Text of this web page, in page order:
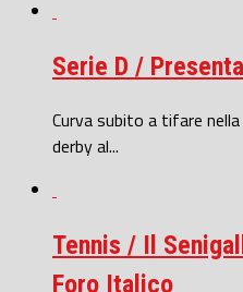
Serie D /
Curva subito a tifare
derby al...
Tennis / Il
Foro Italico